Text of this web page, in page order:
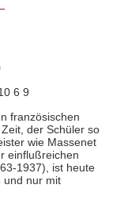
6 9
französischen
der Schüler so
wie Massenet
einflußreichen
1937), ist heute
und nur mit